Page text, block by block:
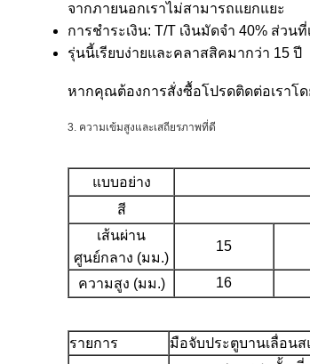
จากภายนอกเราไม่สามารถแยกแยะ
การชำระเงิน: T/T เงินมัดจำ 40% ส่ว
รุ่นนี้เรียบง่ายและคลาสสิคมากว่า 15 ปี
หากคุณต้องการสั่งซื้อโปรดติดต่อเราโ
3. ความเข้มสูงและเสถียรภาพที่ดี
แบบอย่าง
สี
เส้นผ่าน
ศูนย์กลาง (มม.)
15
ความสูง (มม.) 16
รายการ มือจับประตูบานเลื่อน